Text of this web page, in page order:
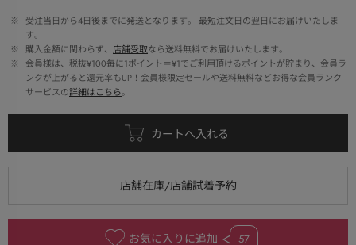
※
受注当日から4日後までに発送となります。 最短注文日の翌日にお届けいたしま
す。
※
購入金額に関わらず、 店舗受取なら送料無料でお届けいたします。
※
会員様は、税抜¥100毎に1ポイント＝¥1でご利用頂けるポイントが貯まり、会員ラ
ンクが上がると還元率もUP！会員様限定セールや送料無料などお得な会員ランク
サービスの詳細はこちら。
お気に入りに追加 57